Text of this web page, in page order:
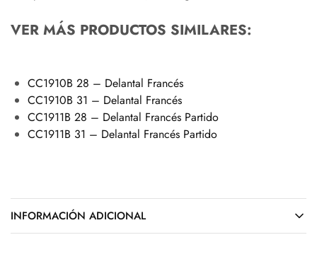
VER MÁS PRODUCTOS SIMILARES:
CC1910B 28 – Delantal Francés
CC1910B 31 – Delantal Francés
CC1911B 28 – Delantal Francés Partido
CC1911B 31 – Delantal Francés Partido
INFORMACIÓN ADICIONAL